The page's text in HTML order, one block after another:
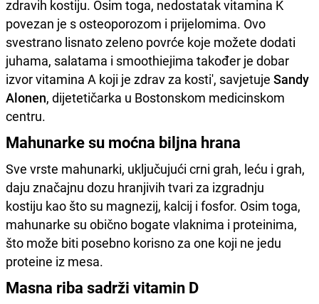
zdravih kostiju. Osim toga, nedostatak vitamina K
povezan je s osteoporozom i prijelomima. Ovo
svestrano lisnato zeleno povrće koje možete dodati
juhama, salatama i smoothiejima također je dobar
izvor vitamina A koji je zdrav za kosti', savjetuje Sandy
Alonen, dijetetičarka u Bostonskom medicinskom
centru.
Mahunarke su moćna biljna hrana
Sve vrste mahunarki, uključujući crni grah, leću i grah,
daju značajnu dozu hranjivih tvari za izgradnju
kostiju kao što su magnezij, kalcij i fosfor. Osim toga,
mahunarke su obično bogate vlaknima i proteinima,
što može biti posebno korisno za one koji ne jedu
proteine ​​iz mesa.
Masna riba sadrži vitamin D